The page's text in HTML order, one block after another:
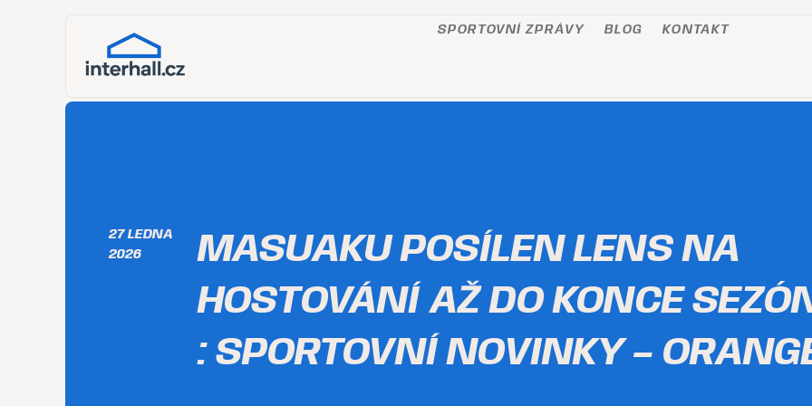
SPORTOVNÍ ZPRÁVY BLOG KONTAKT
27 LEDNA
2026
MASUAKU POSÍLEN LENS NA
HOSTOVÁNÍ AŽ DO KONCE
: SPORTOVNÍ NOVINKY –